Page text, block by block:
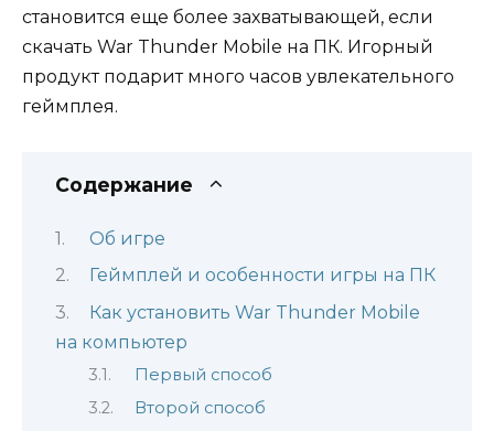
становится еще более захватывающей, если
скачать War Thunder Mobile на ПК. Игорный
продукт подарит много часов увлекательного
геймплея.
Содержание
Об игре
Геймплей и особенности игры на ПК
Как установить War Thunder Mobile
на компьютер
Первый способ
Второй способ